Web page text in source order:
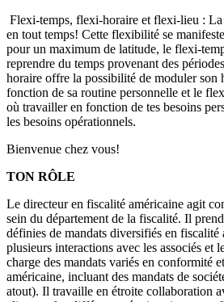
Flexi-temps, flexi-horaire et flexi-lieu :
en tout temps! Cette flexibilité se
pour un maximum de latitude, le flexi-
reprendre du temps provenant des
horaire offre la possibilité de moduler son
fonction de sa routine personnelle et le
où travailler en fonction de tes besoins
les besoins opérationnels.
Bienvenue chez vous!
TON RÔLE
Le directeur en fiscalité américaine agit
sein du département de la fiscalité. Il
définies de mandats diversifiés en fiscalité
plusieurs interactions avec les associés et
charge des mandats variés en conformité
américaine, incluant des mandats de
atout). Il travaille en étroite collaboration